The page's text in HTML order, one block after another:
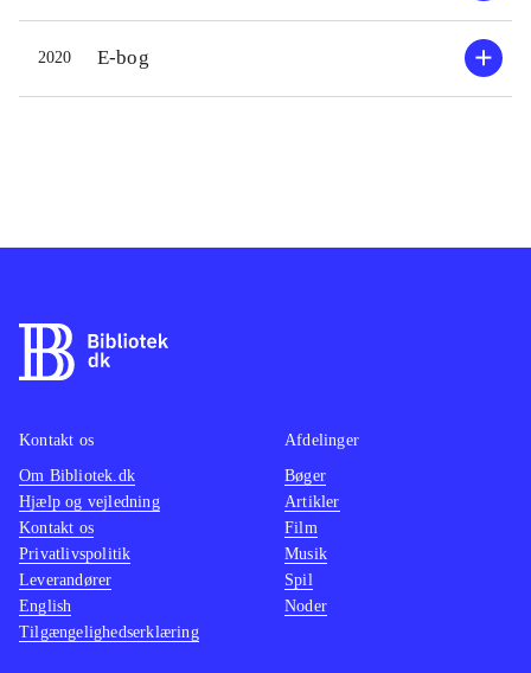
2020 E-bog
Kontakt os
Om Bibliotek.dk
Hjælp og vejledning
Kontakt os
Privatlivspolitik
Leverandører
English
Tilgængelighedserklæring
Afdelinger
Bøger
Artikler
Film
Musik
Spil
Noder